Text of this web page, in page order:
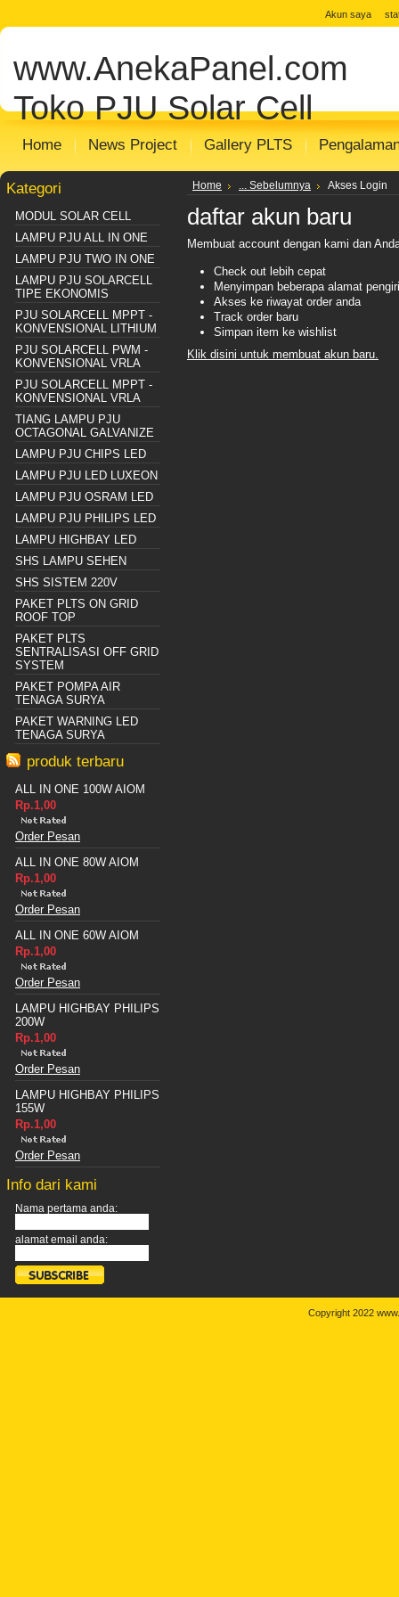
Distributor Solar Cell
Panel
panel surya Distributor PJU Surya
Sentralisasi Distributor SHS SISTEM
Akun saya
www.AnekaPanel.com
Toko PJU Solar Cell
Home News Project Gallery PLTS
Kategori
MODUL SOLAR CELL
LAMPU PJU ALL IN ONE
LAMPU PJU TWO IN ONE
LAMPU PJU SOLARCELL
TIPE EKONOMIS
PJU SOLARCELL MPPT -
KONVENSIONAL LITHIUM
PJU SOLARCELL PWM -
KONVENSIONAL VRLA
PJU SOLARCELL MPPT -
KONVENSIONAL VRLA
TIANG LAMPU PJU
OCTAGONAL GALVANIZE
LAMPU PJU CHIPS LED
LAMPU PJU LED LUXEON
LAMPU PJU OSRAM LED
LAMPU PJU PHILIPS LED
LAMPU HIGHBAY LED
SHS LAMPU SEHEN
SHS SISTEM 220V
PAKET PLTS ON GRID
ROOF TOP
PAKET PLTS
SENTRALISASI OFF GRID
SYSTEM
PAKET POMPA AIR
TENAGA SURYA
PAKET WARNING LED
TENAGA SURYA
produk terbaru
ALL IN ONE 100W AIOM
Rp.1,00
Order Pesan
ALL IN ONE 80W AIOM
Rp.1,00
Order Pesan
ALL IN ONE 60W AIOM
Rp.1,00
Order Pesan
LAMPU HIGHBAY PHILIPS
200W
Rp.1,00
Order Pesan
LAMPU HIGHBAY PHILIPS
155W
Rp.1,00
Order Pesan
Info dari kami
Nama pertama anda:
alamat email anda:
Home ... Sebelumnya Akses Login
daftar akun baru
Membuat account dengan kami dan
Check out lebih cepat
Menyimpan beberapa alamat
Akses ke riwayat order anda
Track order baru
Simpan item ke wishlist
Klik disini untuk membuat akun baru.
Copyright 2022